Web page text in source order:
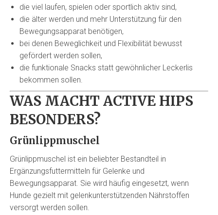
die viel laufen, spielen oder sportlich aktiv sind,
die älter werden und mehr Unterstützung für den
Bewegungsapparat benötigen,
bei denen Beweglichkeit und Flexibilität bewusst
gefördert werden sollen,
die funktionale Snacks statt gewöhnlicher Leckerlis
bekommen sollen.
WAS MACHT ACTIVE HIPS
BESONDERS?
Grünlippmuschel
Grünlippmuschel ist ein beliebter Bestandteil in
Ergänzungsfuttermitteln für Gelenke und
Bewegungsapparat. Sie wird häufig eingesetzt, wenn
Hunde gezielt mit gelenkunterstützenden Nährstoffen
versorgt werden sollen.